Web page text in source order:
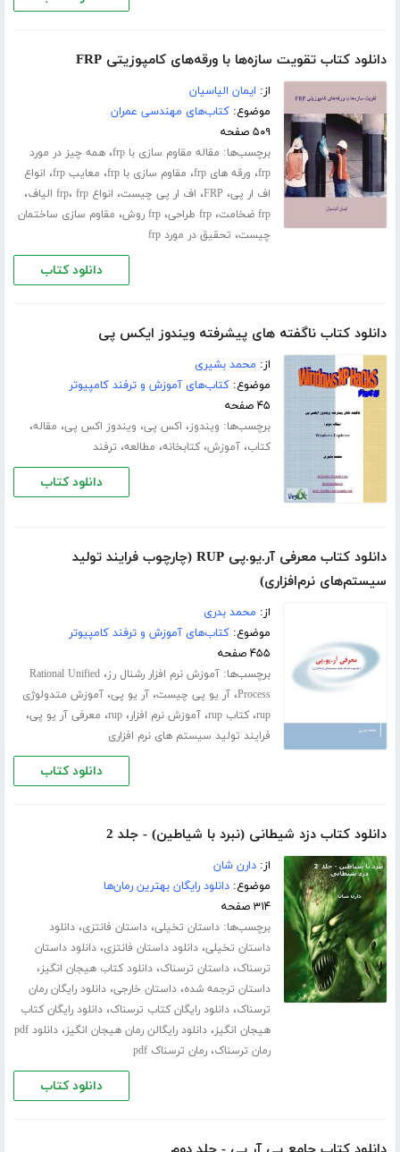
دانلود کتاب تقویت سازه‌ھا با ورقه‌ھای کامپوزیتی FRP
از: ایمان الیاسیان
موضوع:کتاب‌های مهندسی عمران
۵۰۹ صفحه
برچسب‌ها: مقاله مقاوم سازی با frp ،همه چیز در مورد
frp، ورقه های frp ، مقاوم سازی با frp ، معایب frp ، انواع
اف ار پی، FRP، اف ار پی چیست، انواع frp ، frp الیاف ،
frp ضخامت ،frp طراحی ،frp روش ، مقاوم سازی ساختمان
چیست، تحقیق در مورد frp
دانلود کتاب
دانلود کتاب ناگفته های پیشرفته ویندوز ایکس پی
از: محمد بشیری
موضوع:کتاب‌های آموزش و ترفند کامپیوتر
۴۵ صفحه
برچسب‌ها: ویندوز، اکس پی، ویندوز اکس پی، مقاله،
کتاب،آموزش،کتابخانه، مطالعه، ترفند
دانلود کتاب
دانلود کتاب معرفی آر.یو.پی RUP (چارچوب فرایند تولید
سیستم‌های نرم‌افزاری)
از: محمد بدری
موضوع:کتاب‌های آموزش و ترفند کامپیوتر
۴۵۵ صفحه
برچسب‌ها:آموزش نرم افزار رشنال رز،Rational Unified
Process،آر یو پی چیست،آر یو پی،آموزش متدولوژی
rup،کتاب rup ،آموزش نرم افزار،rup، معرفی آر یو پی،
فرایند تولید سیستم های نرم افزاری
دانلود کتاب
دانلود کتاب دزد شیطانی (نبرد با شیاطین) - جلد 2
از:دارن شان
موضوع:دانلود رایگان بهترین رمان‌ها
۳۱۴ صفحه
برچسب‌ها:داستان تخیلی،داستان فانتزی،دانلود
داستان تخیلی،دانلود داستان فانتزی،دانلود داستان
ترسناک،داستان ترسناک،دانلود کتاب هیجان انگیز،
داستان ترجمه شده،داستان خارجی،دانلود رایگان رمان
ترسناک،دانلود رایگان کتاب ترسناک،دانلود رایگان کتاب
هیجان انگیز،دانلود رایگالن رمان هیجان انگیز،
دانلود pdf
رمان ترسناک،رمان ترسناک pdf
دانلود کتاب